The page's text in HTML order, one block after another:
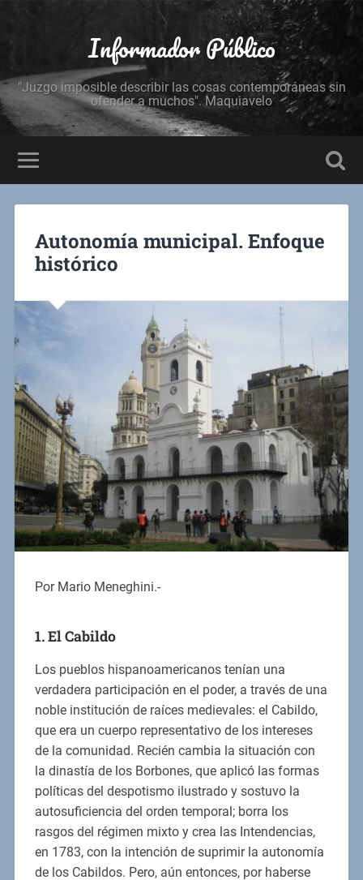
Informador Público
"Juzgo imposible describir las cosas contemporáneas sin
ofender a muchos". Maquiavelo
Autonomía municipal. Enfoque
histórico
Por Mario Meneghini.-
1. El Cabildo
Los pueblos hispanoamericanos tenían una
verdadera participación en el poder, a través de una
noble institución de raíces medievales: el Cabildo,
que era un cuerpo representativo de los intereses
de la comunidad. Recién cambia la situación con
la dinastía de los Borbones, que aplicó las formas
políticas del despotismo ilustrado y sostuvo la
autosuficiencia del orden temporal; borra los
rasgos del régimen mixto y crea las Intendencias,
en 1783, con la intención de suprimir la autonomía
de los Cabildos. Pero, aún entonces, por haberse